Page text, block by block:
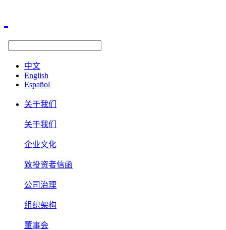
中文
English
Español
关于我们
关于我们
企业文化
致投资者信函
公司治理
组织架构
董事会